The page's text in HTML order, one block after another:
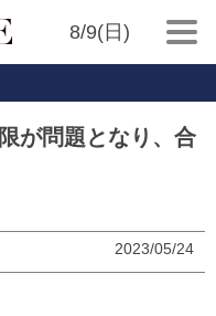
8/9(日)
が問題となり、合
2023/05/24